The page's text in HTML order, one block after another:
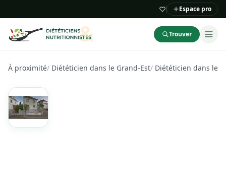
Espace pro
Trouver
À proximité/ Diététicien dans le Grand-Est/ Diététicien dans le